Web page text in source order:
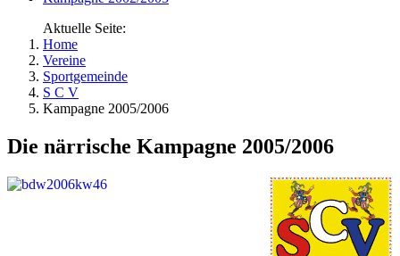
Aktuelle Seite:
Home
Vereine
Sportgemeinde
S C V
Kampagne 2005/2006
Die närrische Kampagne 2005/2006